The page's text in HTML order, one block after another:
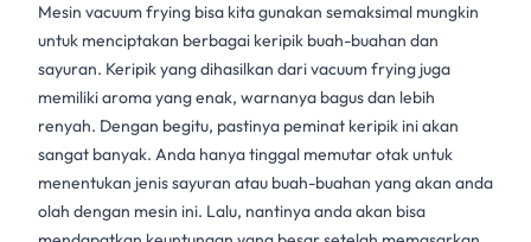
Mesin vacuum frying bisa kita gunakan semaksimal mungkin
untuk menciptakan berbagai keripik buah-buahan dan
sayuran. Keripik yang dihasilkan dari vacuum frying juga
memiliki aroma yang enak, warnanya bagus dan lebih
renyah. Dengan begitu, pastinya peminat keripik ini akan
sangat banyak. Anda hanya tinggal memutar otak untuk
menentukan jenis sayuran atau buah-buahan yang akan anda
olah dengan mesin ini. Lalu, nantinya anda akan bisa